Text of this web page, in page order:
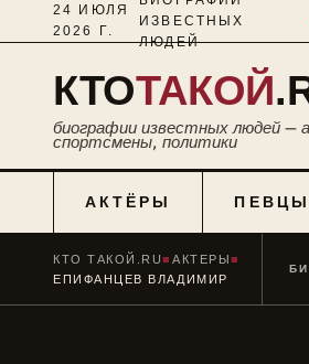
24 ИЮЛЯ
2026 Г.
ИЗВЕСТНЫХ
ЛЮДЕЙ
КТОТАКОЙ
биографии известных людей —
спортсмены, политики
АКТЁРЫ ПЕВЦЫ
КТО ТАКОЙ.RU■АКТЕРЫ■
ЕПИФАНЦЕВ ВЛАДИМИР